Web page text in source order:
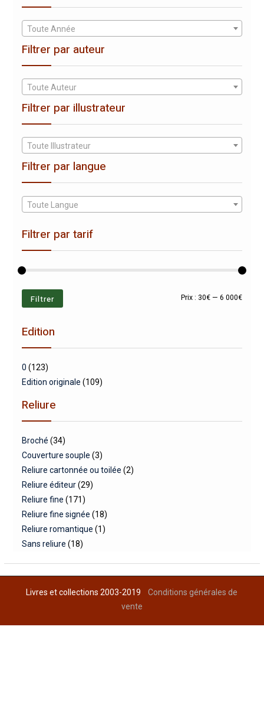
Toute Année
Filtrer par auteur
Toute Auteur
Filtrer par illustrateur
Toute Illustrateur
Filtrer par langue
Toute Langue
Filtrer par tarif
Prix
Prix
Filtrer Prix : 30€ —6 000€
Edition
0 (123)
Edition originale (109)
Reliure
Broché (34)
Couverture souple (3)
Reliure cartonnée ou toilée (2)
Reliure éditeur (29)
Reliure fine (171)
Reliure fine signée (18)
Reliure romantique (1)
Sans reliure (18)
Livres et collections 2003-2019Conditions générales de
vente